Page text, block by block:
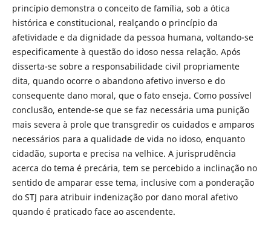
princípio demonstra o conceito de família, sob a ótica
histórica e constitucional, realçando o princípio da
afetividade e da dignidade da pessoa humana, voltando-se
especificamente à questão do idoso nessa relação. Após
disserta-se sobre a responsabilidade civil propriamente
dita, quando ocorre o abandono afetivo inverso e do
consequente dano moral, que o fato enseja. Como possível
conclusão, entende-se que se faz necessária uma punição
mais severa à prole que transgredir os cuidados e amparos
necessários para a qualidade de vida no idoso, enquanto
cidadão, suporta e precisa na velhice. A jurisprudência
acerca do tema é precária, tem se percebido a inclinação no
sentido de amparar esse tema, inclusive com a ponderação
do STJ para atribuir indenização por dano moral afetivo
quando é praticado face ao ascendente.